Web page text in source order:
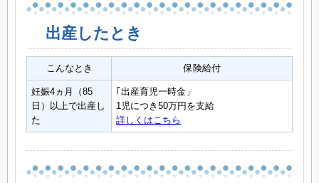
出産したとき
こんなとき 保険給付
妊娠4ヵ月（85
日）以上で出産し
た
｢出産育児一時金」
1児につき50万円を支給
詳しくはこちら